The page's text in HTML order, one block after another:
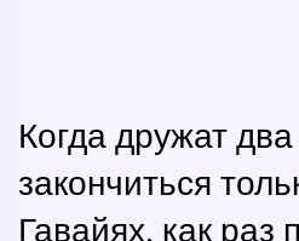
Когда дружат
закончиться
Гавайях, как раз